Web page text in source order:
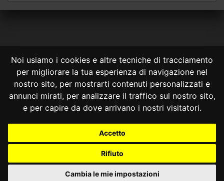
Noi usiamo i cookies e altre tecniche di tracciamento
per migliorare la tua esperienza di navigazione nel
nostro sito, per mostrarti contenuti personalizzati e
annunci mirati, per analizzare il traffico sul nostro sito,
e per capire da dove arrivano i nostri visitatori.
Accetto
Rifiuto
Cambia le mie impostazioni
CONSULTA ONLINE DAL 1995 -NOTE LEGALI
Consulta OnLine non ha prodotto e non è responsabile per i contenuti e
le informazioni legali di siti collegati.
costituisce una relazione di consulenza legale.
Nessuno deve confidare o agire in base alle informazioni disponibili in
info@giurcost.org| Giurisprudenza Costituzionale|
Consulta OnLine| @giurcost